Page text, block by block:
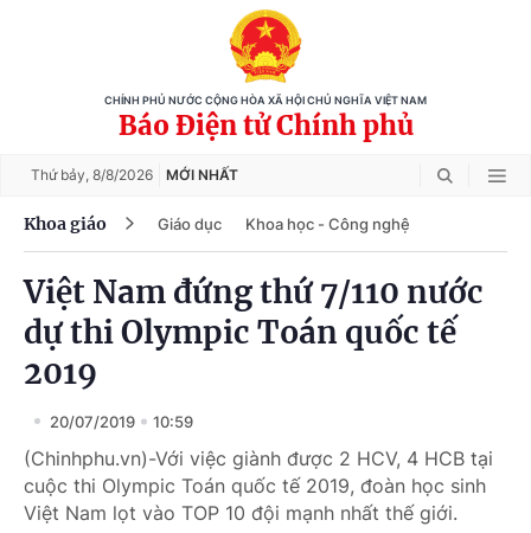
CHÍNH PHỦ NƯỚC CỘNG HÒA XÃ HỘI CHỦ NGHĨA VIỆT NAM
Báo Điện tử Chính phủ
Thứ bảy, 8/8/2026 MỚI NHẤT
Khoa giáo Giáo dục Khoa học - Công nghệ
Việt Nam đứng thứ 7/110 nước
dự thi Olympic Toán quốc tế
2019
20/07/2019 10:59
(Chinhphu.vn)-Với việc giành được 2 HCV, 4 HCB tại
cuộc thi Olympic Toán quốc tế 2019, đoàn học sinh
Việt Nam lọt vào TOP 10 đội mạnh nhất thế giới.